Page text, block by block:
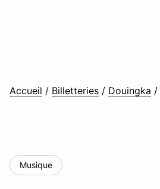
Accueil / Billetteries / Douingka /
Musique